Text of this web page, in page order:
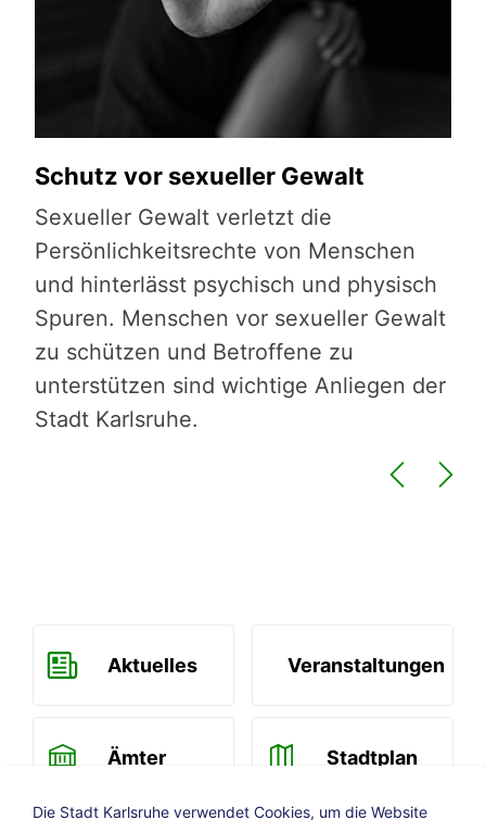
Schutz vor sexueller Gewalt
Sexueller Gewalt verletzt die
Persönlichkeitsrechte von Menschen
und hinterlässt psychisch und physisch
Spuren. Menschen vor sexueller Gewalt
zu schützen und Betroffene zu
unterstützen sind wichtige Anliegen der
Stadt Karlsruhe.
Aktuelles Veranstaltungen
Ämter Stadtplan
Die Stadt Karlsruhe verwendet Cookies, um die Website